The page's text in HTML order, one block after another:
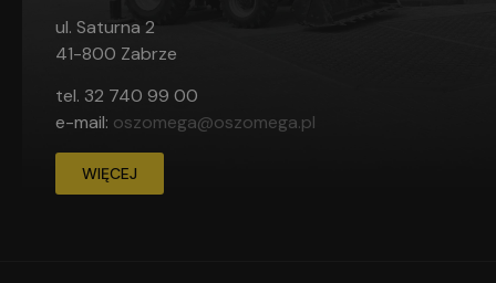
ul. Saturna 2
41-800 Zabrze
tel. 32 740 99 00
e-mail: oszomega@oszomega.pl
WIĘCEJ